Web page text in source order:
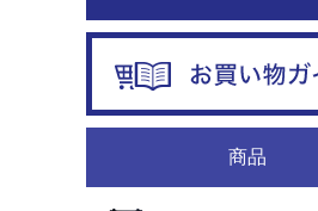
商品